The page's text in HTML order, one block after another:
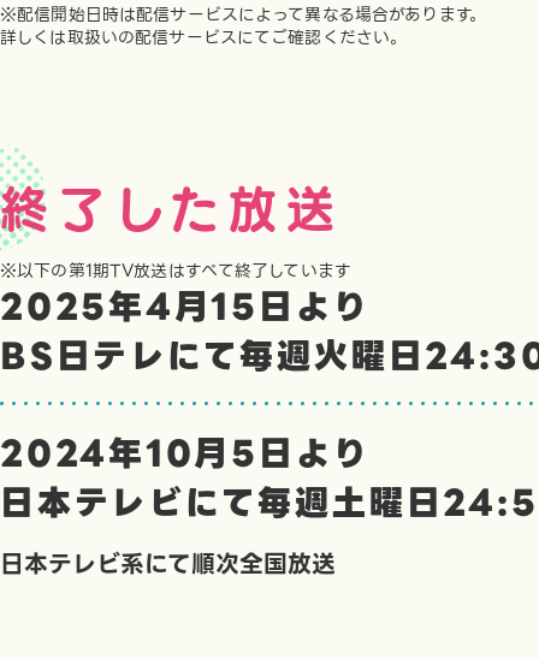
※配信開始日時は配信サービスによって異なる場合があります。
詳しくは取扱いの配信サービスにてご確認ください。
終了した放送
※以下の第1期TV放送はすべて終了しています
2025年4月15日より
BS日テレにて毎週火曜日24:30
2024年10月5日より
日本テレビにて毎週土曜日
日本テレビ系にて順次全国放送